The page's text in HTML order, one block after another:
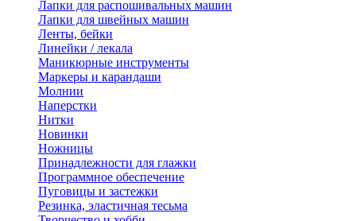
Лапки для распошивальных машин
Лапки для швейных машин
Ленты, бейки
Линейки / лекала
Маникюрные инструменты
Маркеры и карандаши
Молнии
Наперстки
Нитки
Новинки
Ножницы
Принадлежности для глажки
Программное обеспечение
Пуговицы и застежки
Резинка, эластичная тесьма